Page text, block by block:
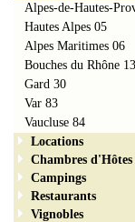
Alpes-de-Hautes-
Hautes Alpes 05
Alpes Maritimes 06
Bouches du Rhône 13
Gard 30
Var 83
Vaucluse 84
Locations
Chambres d'Hôtes
Campings
Restaurants
Vignobles